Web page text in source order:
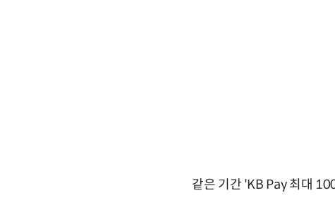
같은 기간 'KB Pay 최대